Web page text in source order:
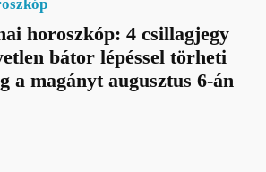
horoszkóp: 4 csillagjegy
bátor lépéssel törheti
a magányt augusztus 6-án